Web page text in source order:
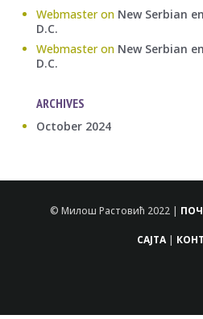
Webmasteron New Serbian
D.C.
Webmasteron New Serbian
D.C.
ARCHIVES
October 2024
© Милош Растовић 2022 |
САЈТА|